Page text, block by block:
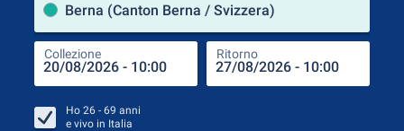
Berna (Canton Berna / Svizzera)
Collezione Ritorno
Ho 26 - 69 anni
e vivo in Italia